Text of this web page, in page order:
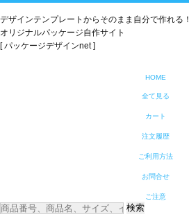
デザインテンプレートからそのまま自分で作れる！
オリジナルパッケージ自作サイト
[ パッケージデザインnet ]
HOME
全て見る
カート
注文履歴
ご利用方法
お問合せ
ご注意
検索